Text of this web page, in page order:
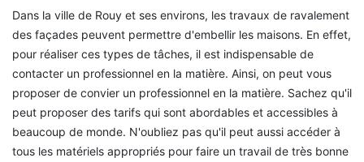
Dans la ville de Rouy et ses environs, les travaux de ravalement
des façades peuvent permettre d'embellir les maisons. En effet,
pour réaliser ces types de tâches, il est indispensable de
contacter un professionnel en la matière. Ainsi, on peut vous
proposer de convier un professionnel en la matière. Sachez qu'il
peut proposer des tarifs qui sont abordables et accessibles à
beaucoup de monde. N'oubliez pas qu'il peut aussi accéder à
tous les matériels appropriés pour faire un travail de très bonne